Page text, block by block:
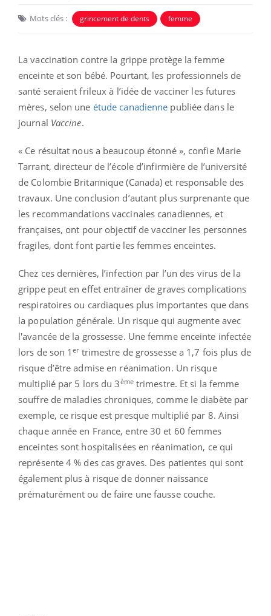
Mots clés : grincement de dents femme
La vaccination contre la grippe protège la femme
enceinte et son bébé. Pourtant, les professionnels de
santé seraient frileux à l’idée de vacciner les futures
mères, selon une étude canadienne publiée dans le
journal Vaccine.
« Ce résultat nous a beaucoup étonné », confie Marie
Tarrant, directeur de l’école d’infirmière de l’université
de Colombie Britannique (Canada) et responsable des
travaux. Une conclusion d’autant plus surprenante que
les recommandations vaccinales canadiennes, et
françaises, ont pour objectif de vacciner les personnes
fragiles, dont font partie les femmes enceintes.
Chez ces dernières, l’infection par l’un des virus de la
grippe peut en effet entraîner de graves complications
respiratoires ou cardiaques plus importantes que dans
la population générale. Un risque qui augmente avec
l'avancée de la grossesse. Une femme enceinte infectée
lors de son 1ertrimestre de grossesse a 1,7 fois plus de
risque d’être admise en réanimation. Un risque
multiplié par 5 lors du 3èmetrimestre. Et si la femme
souffre de maladies chroniques, comme le diabète par
exemple, ce risque est presque multiplié par 8. Ainsi
chaque année en France, entre 30 et 60 femmes
enceintes sont hospitalisées en réanimation, ce qui
représente 4 % des cas graves. Des patientes qui sont
également plus à risque de donner naissance
prématurément ou de faire une fausse couche.